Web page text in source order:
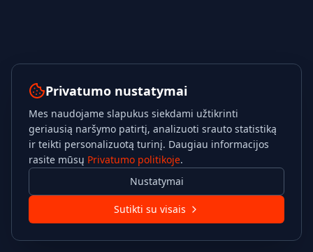
Privatumo nustatymai
Mes naudojame slapukus siekdami užtikrinti
geriausią naršymo patirtį, analizuoti srauto statistiką
ir teikti personalizuotą turinį. Daugiau informacijos
rasite mūsų Privatumo politikoje.
Nustatymai
Sutikti su visais